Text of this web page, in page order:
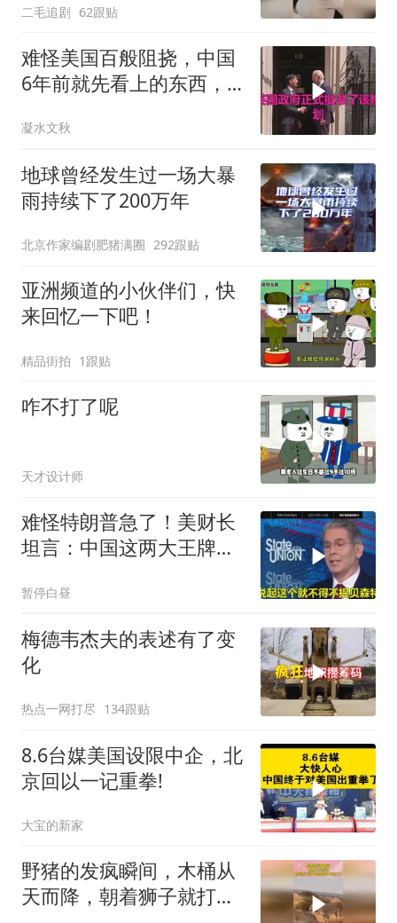
二毛追剧 62跟贴
难怪美国百般阻挠，中国
6年前就先看上的东西，
凝水文秋
地球曾经发生过一场大暴
雨持续下了200万年
北京作家编剧肥猪满圈 292跟贴
亚洲频道的小伙伴们，快
来回忆一下吧！
精品街拍 1跟贴
咋不打了呢
天才设计师
难怪特朗普急了！美财长
坦言：中国这两大王牌，
暂停白昼
梅德韦杰夫的表述有了变
化
热点一网打尽 134跟贴
8.6台媒美国设限中企，北
京回以一记重拳!
大宝的新家
野猪的发疯瞬间，木桶从
天而降，朝着狮子就打去